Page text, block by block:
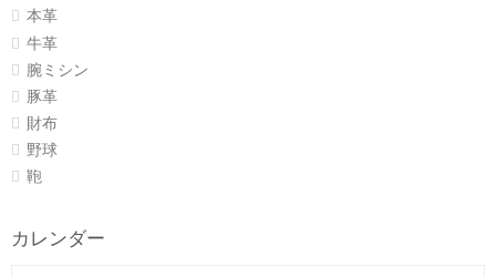
本革
牛革
腕ミシン
豚革
財布
野球
鞄
カレンダー